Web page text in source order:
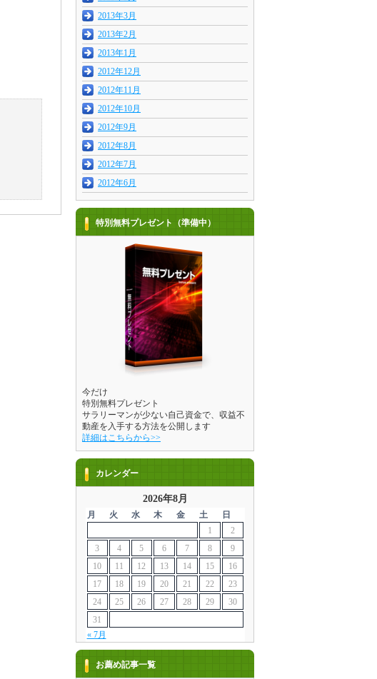
2013年3月
2013年2月
2013年1月
2012年12月
2012年11月
2012年10月
2012年9月
2012年8月
2012年7月
2012年6月
特別無料プレゼント（準備中）
今だけ
特別無料プレゼント
サラリーマンが少ない自己資金で、収益不
動産を入手する方法を公開します
詳細はこちらから>>
カレンダー
2026年8月
月 火 水 木 金 土 日
« 7月
1
2
3
4 5 6 7 8
9
10
11 12 13 14 15
16
17
18 19 20 21 22
23
24
25 26 27 28 29
30
31
お薦め記事一覧